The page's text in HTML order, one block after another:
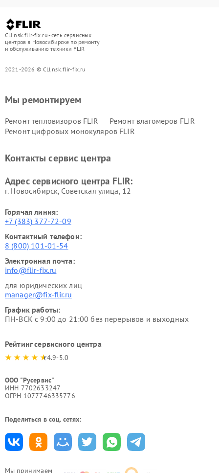
СЦ nsk.flir-fix.ru - сеть сервисных
центров в Новосибирске по ремонту
и обслуживанию техники FLIR
2021-2026 © СЦ nsk.flir-fix.ru
Мы принимаем
Мы ремонтируем
Ремонт тепловизоров FLIR
Ремонт влагомеров FLIR
Ремонт цифровых монокуляров FLIR
Контакты сервис центра
Адрес сервисного центра FLIR:
г. Новосибирск, Советская улица, 12
Горячая линия:
+7 (383) 377-72-09
Контактный телефон:
8 (800) 101-01-54
Электронная почта:
info@flir-fix.ru
для юридических лиц
manager@fix-flir.ru
График работы:
ПН-ВСК с 9:00 до 21:00 без перерывов и выходных
Рейтинг сервисного центра
4.9-5.0
ООО "Русервис"
ИНН 7702633247
ОГРН 1077746335776
Поделиться в соц. сетях: